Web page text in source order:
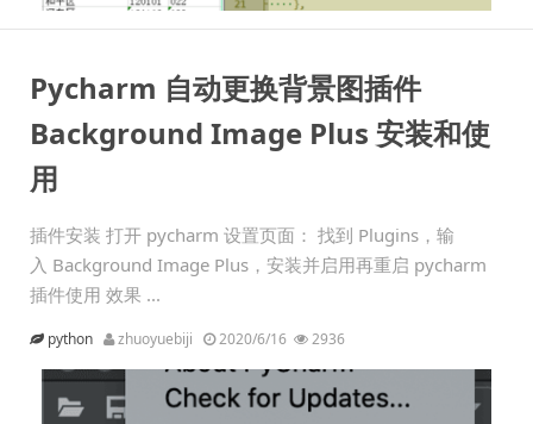
Pycharm 自动更换背景图插件
Background Image Plus 安装和使
用
插件安装 打开 pycharm 设置页面： 找到 Plugins，输
入 Background Image Plus，安装并启用再重启 pycharm
插件使用 效果 ...
python zhuoyuebiji 2020/6/16 2936